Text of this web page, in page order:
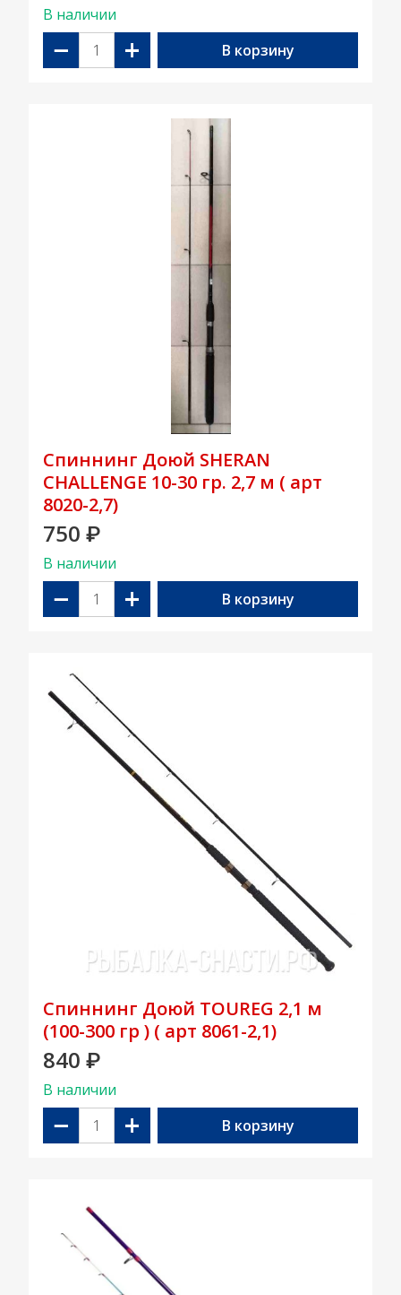
В наличии
− + В корзину
Спиннинг Доюй SHERAN
CHALLENGE 10-30 гр. 2,7 м ( арт
8020-2,7)
750 ₽
В наличии
− + В корзину
Спиннинг Доюй TOUREG 2,1 м
(100-300 гр ) ( арт 8061-2,1)
840 ₽
В наличии
− + В корзину